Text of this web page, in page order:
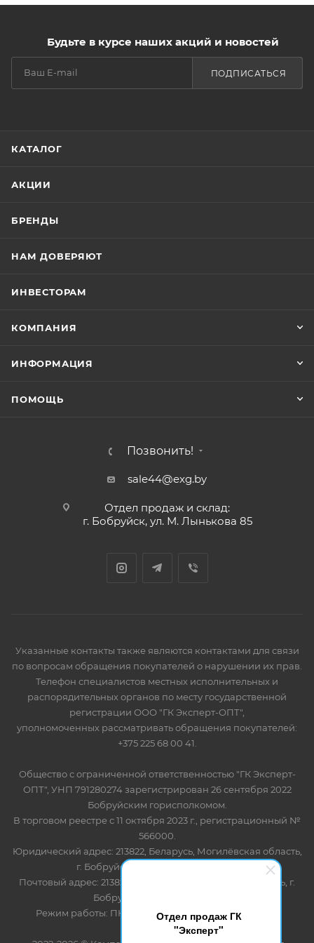
Отдел продаж ГК
"Эксперт"
11 аминокислот стимулируют синтез церамидов,
восстанавливают структуру волос, делая их
устойчивыми к повреждениям, придают объем
блеск и яркость
Будьте в курсе наших акций и новостей
ПОДПИСАТЬСЯ
КАТАЛОГ
АКЦИИ
БРЕНДЫ
НАМ ДОВЕРЯЮТ
ИНВЕСТОРАМ
КОМПАНИЯ
ИНФОРМАЦИЯ
ПОМОЩЬ
Позвонить!
sale44@exg.by
Отдел продаж и склад:
г. Бобруйск, ул. М. Лынькова 85
Указанные контакты также являются контактами для связи
по вопросам обращения покупателей о нарушении их прав.
Телефон специалистов местных исполнительных и
распорядительных органов по месту государственной
регистрации ООО "ГК Эксперт-ОПТ",
уполномоченных рассматривать обращения покупателей:
+375 225 68 00 41.
Общество с ограниченной ответственностью "ГК Эксперт-
ОПТ", УНП 791280274 зарегистрирован 26 сентября 2022
Бобруйским горисполкомом.
В торговом реестре с 11 октября 2023 г., регистрационный №
566000.
Юридический адрес: 213822, Беларусь, Могилёвская область,
г. Бобруйск, ул. Лынькова 85 пом 7
Почтовый адрес: 213822, Беларусь, Могилёвская область, г.
Бобруйск, ул. Лынькова, 85
Режим работы: ПН-ПТ 8.30-17.00, СБ-ВС - выходной